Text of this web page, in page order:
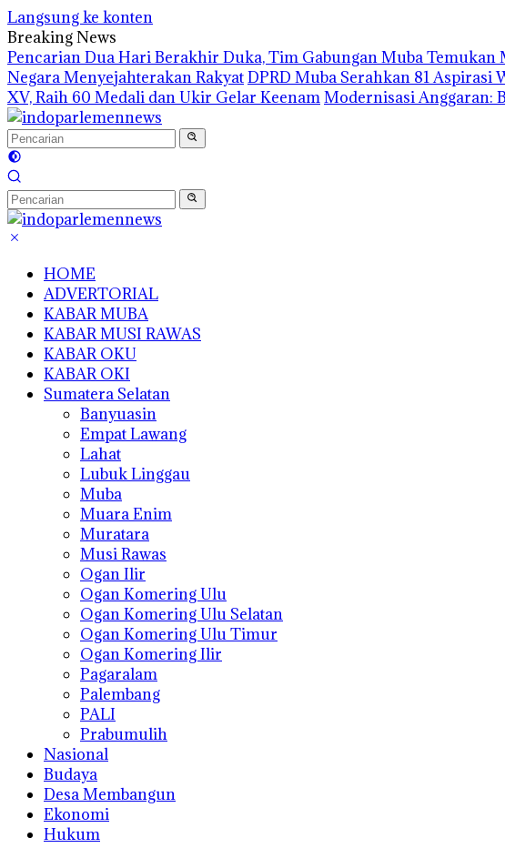
Langsung ke konten
Breaking News
Pencarian Dua Hari Berakhir Duka, Tim Gabungan Muba Temukan
Negara Menyejahterakan RakyatDPRD Muba Serahkan 81 Aspirasi
XV, Raih 60 Medali dan Ukir Gelar KeenamModernisasi Anggaran:
HOME
ADVERTORIAL
KABAR MUBA
KABAR MUSI RAWAS
KABAR OKU
KABAR OKI
Sumatera Selatan
Banyuasin
Empat Lawang
Lahat
Lubuk Linggau
Muba
Muara Enim
Muratara
Musi Rawas
Ogan Ilir
Ogan Komering Ulu
Ogan Komering Ulu Selatan
Ogan Komering Ulu Timur
Ogan Komering Ilir
Pagaralam
Palembang
PALI
Prabumulih
Nasional
Budaya
Desa Membangun
Ekonomi
Hukum